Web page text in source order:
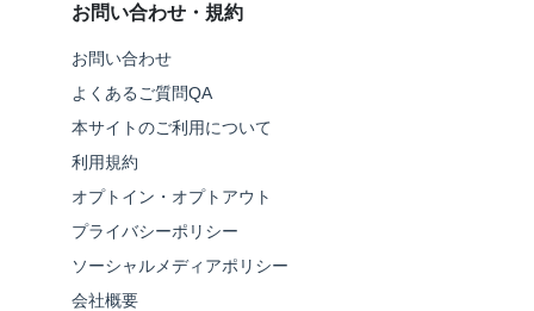
お問い合わせ・規約
お問い合わせ
よくあるご質問QA
本サイトのご利用について
利用規約
オプトイン・オプトアウト
プライバシーポリシー
ソーシャルメディアポリシー
会社概要